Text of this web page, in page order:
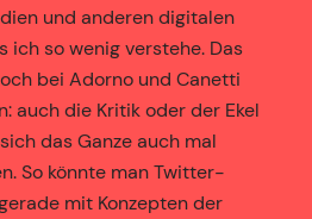
und anderen digitalen
ich so wenig verstehe. Das
bei Adorno und Canetti
auch die Kritik oder der Ekel
das Ganze auch mal
So könnte man Twitter-
mit Konzepten der